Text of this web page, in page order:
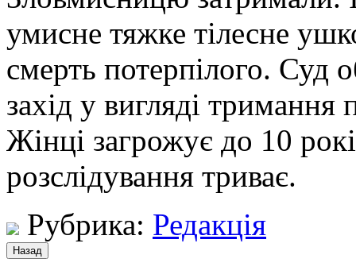
умисне тяжке тілесне
смерть потерпілого. Суд
захід у вигляді
Жінці загрожує до 10
розслідування триває.
Рубрика: Редакція